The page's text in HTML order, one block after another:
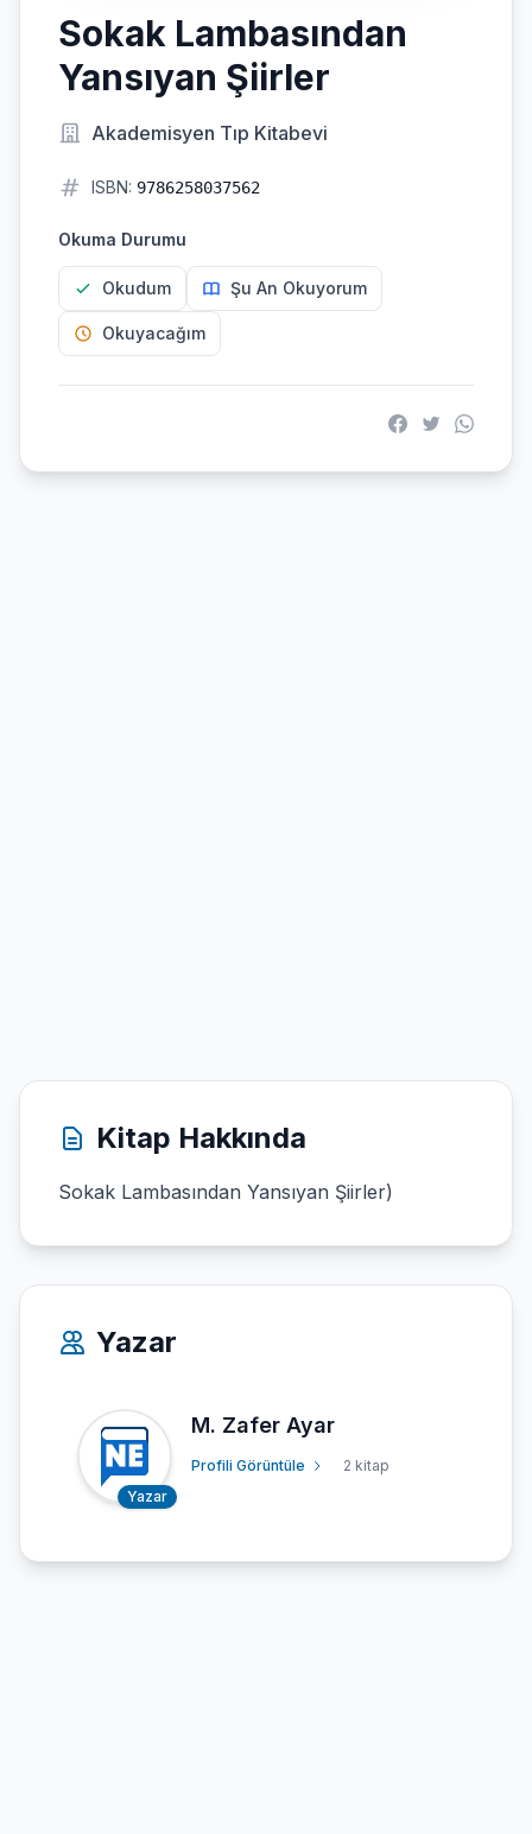
Sokak Lambasından
Yansıyan Şiirler
Akademisyen Tıp Kitabevi
ISBN: 9786258037562
Okuma Durumu
Okudum Şu An Okuyorum
Okuyacağım
Kitap Hakkında
Sokak Lambasından Yansıyan Şiirler)
Yazar
Yazar
M. Zafer Ayar
Profili Görüntüle 2 kitap